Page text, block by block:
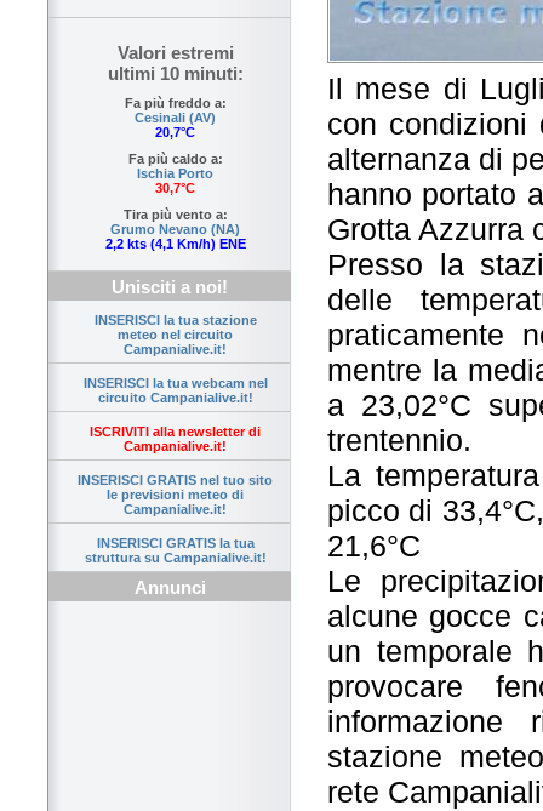
Valori estremi
ultimi 10 minuti:
Fa più freddo a:
Cesinali (AV)
20,7°C
Fa più caldo a:
Ischia Porto
30,7°C
Tira più vento a:
Grumo Nevano (NA)
2,2 kts (4,1 Km/h) ENE
Unisciti a noi!
INSERISCI la tua stazione
meteo nel circuito
Campanialive.it!
INSERISCI la tua webcam nel
circuito Campanialive.it!
ISCRIVITI alla newsletter di
Campanialive.it!
INSERISCI GRATIS nel tuo sito
le previsioni meteo di
Campanialive.it!
INSERISCI GRATIS la tua
struttura su Campanialive.it!
Annunci
Il mese di
con
alternanza di
hanno portato
Grotta Azzurra
Presso la
delle
praticamente
mentre la
a 23,02°C
trentennio.
La
picco di
21,6°C
Le
alcune gocce
un temporale
provocare
stazione
rete